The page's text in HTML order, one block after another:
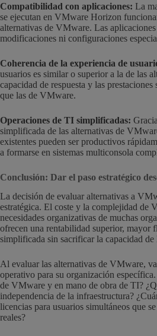
Compatibilidad con aplicaciones: La
se ejecutan en VMware Horizon
alternativas de VMware. Las
modificaciones ni configuraciones
Coherencia de la experiencia de
usuarios es similar o superior a la de las
capacidad de respuesta y las
que las de VMware.
Operaciones de TI simplificadas:
simplificada de las alternativas de
existentes pueden ser productivos
a formarse en sistemas multiconsola
Conclusión: Dar el paso estratégico
La decisión de evaluar alternativas a
estratégica. El coste y la complejidad de
necesidades organizativas de muchas
ofrecen una rentabilidad superior, mayor
simplificada sin sacrificar la capacidad de
Al evaluar las alternativas de VMware,
operativo para su organización
de VMware y en mano de obra de TI?
independencia de la infraestructura?
licencias para usuarios simultáneos que
reales?